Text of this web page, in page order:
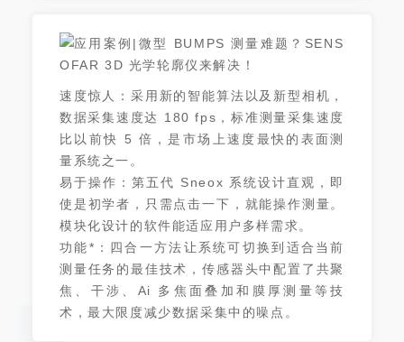
速度惊人：采用新的智能算法以及新型相机，
数据采集速度达 180 fps，标准测量采集速度
比以前快 5 倍，是市场上速度最快的表面测
量系统之一。
易于操作：第五代 Sneox 系统设计直观，即
使是初学者，只需点击一下，就能操作测量。
模块化设计的软件能适应用户多样需求。
功能*：四合一方法让系统可切换到适合当前
测量任务的最佳技术，传感器头中配置了共聚
焦、干涉、Ai 多焦面叠加和膜厚测量等技
术，最大限度减少数据采集中的噪点。